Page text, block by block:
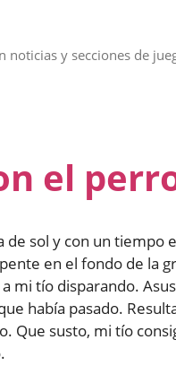
noticias y secciones de
el
de sol y con un
en el fondo de la
mi tío disparando.
había pasado.
Que susto, mi tío